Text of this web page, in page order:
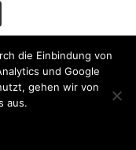
die Einbindung von
und Google
gehen wir von
aus.